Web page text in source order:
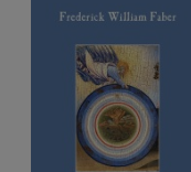
Zapisując się,
wymaga